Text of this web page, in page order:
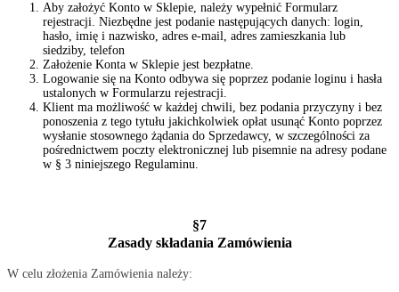
Aby założyć Konto w Sklepie, należy wypełnić Formularz
rejestracji. Niezbędne jest podanie następujących danych: login,
hasło, imię i nazwisko, adres e-mail, adres zamieszkania lub
siedziby, telefon
Założenie Konta w Sklepie jest bezpłatne.
Logowanie się na Konto odbywa się poprzez podanie loginu i hasła
ustalonych w Formularzu rejestracji.
Klient ma możliwość w każdej chwili, bez podania przyczyny i bez
ponoszenia z tego tytułu jakichkolwiek opłat usunąć Konto poprzez
wysłanie stosownego żądania do Sprzedawcy, w szczególności za
pośrednictwem poczty elektronicznej lub pisemnie na adresy podane
w § 3 niniejszego Regulaminu.
§7
Zasady składania Zamówienia
W celu złożenia Zamówienia należy: